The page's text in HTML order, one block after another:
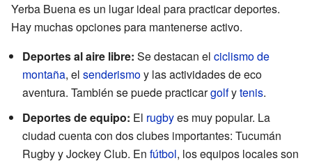
Yerba Buena es un lugar ideal para practicar deportes.
Hay muchas opciones para mantenerse activo.
Deportes al aire libre: Se destacan el ciclismo de
montaña, el senderismoy las actividades de eco
aventura. También se puede practicargolfytenis.
Deportes de equipo: El rugbyes muy popular. La
ciudad cuenta con dos clubes importantes: Tucumán
Rugby y Jockey Club. En fútbol, los equipos locales son